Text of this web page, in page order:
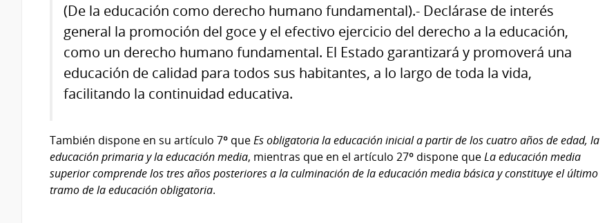
(De la educación como derecho humano fundamental).- Declárase de interés
general la promoción del goce y el efectivo ejercicio del derecho a la educación,
como un derecho humano fundamental. El Estado garantizará y promoverá una
educación de calidad para todos sus habitantes, a lo largo de toda la vida,
facilitando la continuidad educativa.
También dispone en su artículo 7º queEs obligatoria la educación inicial a partir de los cuatro años de edad, la
educación primaria y la educación media, mientras que en el artículo 27º dispone queLa educación media
superior comprende los tres años posteriores a la culminación de la educación media básica y constituye el último
tramo de la educación obligatoria.